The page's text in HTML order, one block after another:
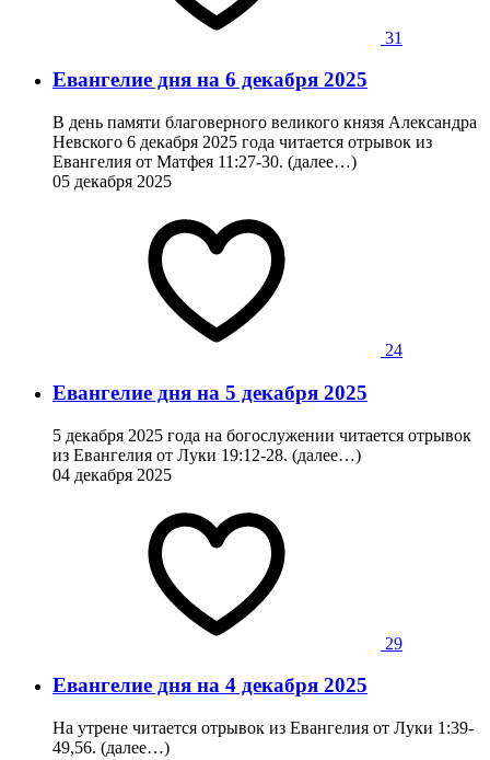
31
Евангелие дня на 6 декабря 2025
В день памяти благоверного великого князя Александра
Невского 6 декабря 2025 года читается отрывок из
Евангелия от Матфея 11:27-30. (далее…)
05 декабря 2025
24
Евангелие дня на 5 декабря 2025
5 декабря 2025 года на богослужении читается отрывок
из Евангелия от Луки 19:12-28. (далее…)
04 декабря 2025
29
Евангелие дня на 4 декабря 2025
На утрене читается отрывок из Евангелия от Луки 1:39-
49,56. (далее…)